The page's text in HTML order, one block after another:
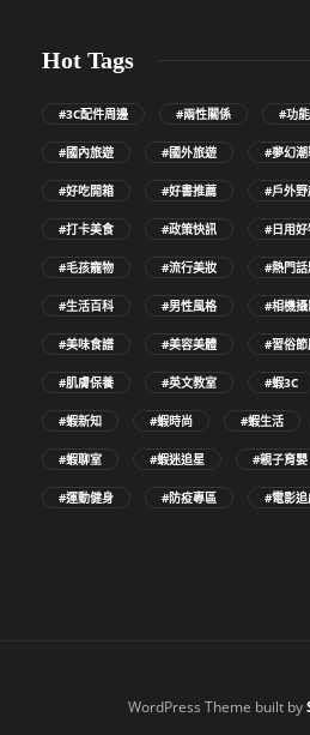
Hot Tags
#3C配件周邊 #兩性關係 #功
#國內旅遊 #國外旅遊 #夢幻潮
#好吃開箱 #好書推薦 #戶外野
#打卡美食 #政策快訊 #日用好
#毛孩寵物 #流行美妝 #熱門話
#生活百科 #男性風格 #相機攝
#美味食譜 #美容美體 #習俗節
#肌膚保養 #英文教室 #蝦3C
#蝦新知 #蝦時尚 #蝦生活
#蝦聊室 #蝦迷追星 #親子育嬰
#運動健身 #防疫專區 #電影追
WordPress Theme built by